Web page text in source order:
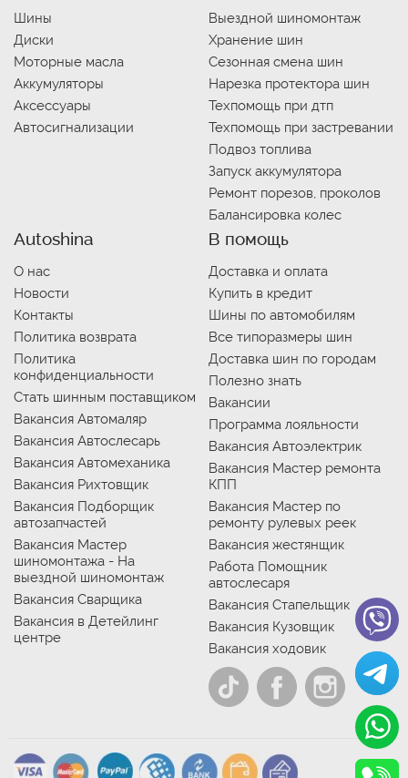
Шины
Диски
Моторные масла
Аккумуляторы
Аксессуары
Автосигнализации
Выездной шиномонтаж
Хранение шин
Сезонная смена шин
Нарезка протектора шин
Техпомощь при дтп
Техпомощь при застревании
Подвоз топлива
Запуск аккумулятора
Ремонт порезов, проколов
Балансировка колес
Autoshina
О нас
Новости
Контакты
Политика возврата
Политика
конфиденциальности
Стать шинным поставщиком
Вакансия Автомаляр
Вакансия Автослесарь
Вакансия Автомеханика
Вакансия Рихтовщик
Вакансия Подборщик
автозапчастей
Вакансия Мастер
шиномонтажа - На
выездной шиномонтаж
Вакансия Сварщика
Вакансия в Детейлинг
центре
В помощь
Доставка и оплата
Купить в кредит
Шины по автомобилям
Все типоразмеры шин
Доставка шин по городам
Полезно знать
Вакансии
Программа лояльности
Вакансия Автоэлектрик
Вакансия Мастер ремонта
КПП
Вакансия Мастер по
ремонту рулевых реек
Вакансия жестянщик
Работа Помощник
автослесаря
Вакансия Стапельщик
Вакансия Кузовщик
Вакансия ходовик